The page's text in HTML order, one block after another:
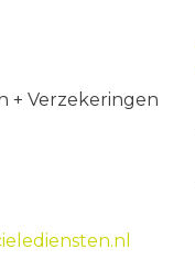
+ Verzekeringen